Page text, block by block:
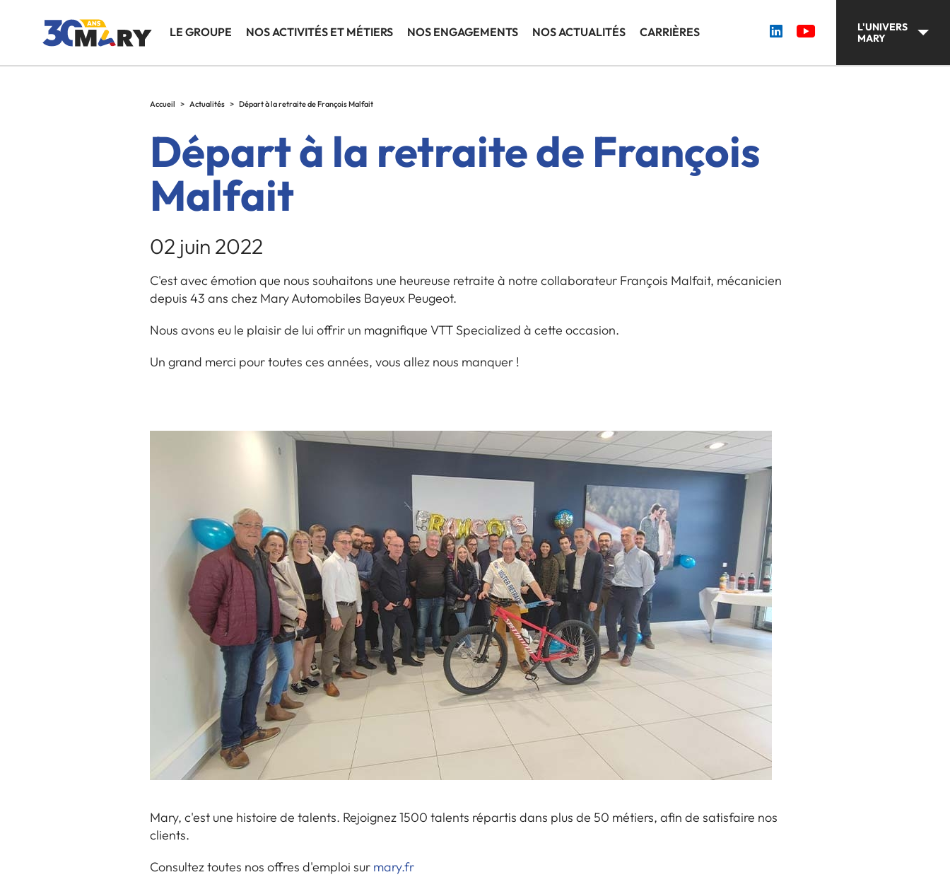
LE GROUPE NOS ACTIVITÉS ET MÉTIERS NOS ENGAGEMENTS NOS ACTUALITÉS CARRIÈRES
L'UNIVERS
MARY
Accueil > Actualités > Départ à la retraite de François Malfait
Départ à la retraite de François
Malfait
02 juin 2022
C'est avec émotion que nous souhaitons une heureuse retraite à notre collaborateur François Malfait, mécanicien
depuis 43 ans chez Mary Automobiles Bayeux Peugeot.
Nous avons eu le plaisir de lui offrir un magnifique VTT Specialized à cette occasion.
Un grand merci pour toutes ces années, vous allez nous manquer !
Mary, c'est une histoire de talents. Rejoignez 1500 talents répartis dans plus de 50 métiers, afin de satisfaire nos
clients.
Consultez toutes nos offres d'emploi sur mary.fr